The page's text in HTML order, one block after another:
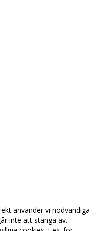
använder vi nödvändiga
inte att stänga av.